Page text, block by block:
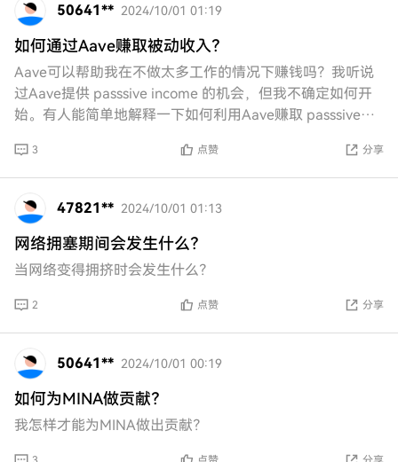
50641** 2024/10/01 01:19
如何通过Aave赚取被动收入？
Aave可以帮助我在不做太多工作的情况下赚钱吗？我听说
过Aave提供 passsive income 的机会，但我不确定如何开
始。有人能简单地解释一下如何利用Aave赚取 passsive
3 点赞 分享
47821** 2024/10/01 01:13
网络拥塞期间会发生什么？
当网络变得拥挤时会发生什么？
2 点赞 分享
50641** 2024/10/01 00:19
如何为MINA做贡献？
我怎样才能为MINA做出贡献？